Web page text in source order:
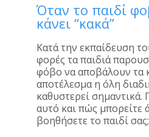
Όταν το παιδί
κάνει “κακά”
Κατά την εκπαίδευση
φορές τα παιδιά
φόβο να αποβάλουν τα
αποτέλεσμα η όλη
καθυστερεί σημαντικά.
αυτό και πώς μπορείτε
βοηθήσετε το παιδί σας;